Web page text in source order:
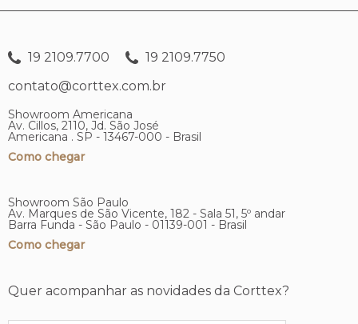
19 2109.7700
19 2109.7750
contato@corttex.com.br
Showroom Americana
Av. Cillos, 2110, Jd. São José
Americana . SP - 13467-000 - Brasil
Como chegar
Showroom São Paulo
Av. Marques de São Vicente, 182 - Sala 51, 5º andar
Barra Funda - São Paulo - 01139-001 - Brasil
Como chegar
Quer acompanhar as novidades da Corttex?